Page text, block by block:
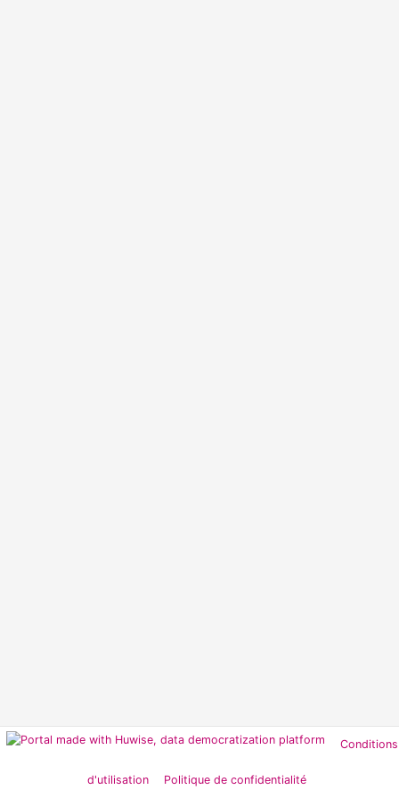
Conditions
d'utilisation Politique de confidentialité